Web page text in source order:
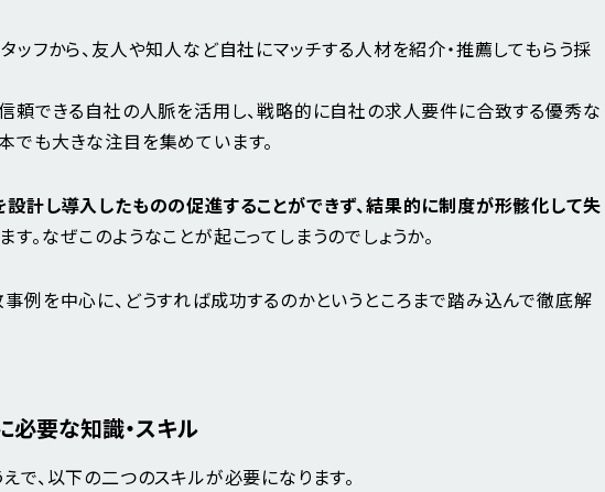
ッフから、友人や知人など自社にマッチする人材を紹介・推薦してもらう採
信頼できる自社の人脈を活用し、戦略的に自社の求人要件に合致する優秀な
でも大きな注目を集めています。
設計し導入したものの促進することができず、結果的に制度が形骸化して失
。なぜこのようなことが起こってしまうのでしょうか。
例を中心に、どうすれば成功するのかというところまで踏み込んで徹底解
必要な知識・スキル
で、以下の二つのスキルが必要になります。